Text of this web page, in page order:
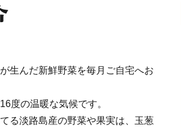
生んだ新鮮野菜を毎月ご自宅へお
度の温暖な気候です。
る淡路島産の野菜や果実は、玉葱